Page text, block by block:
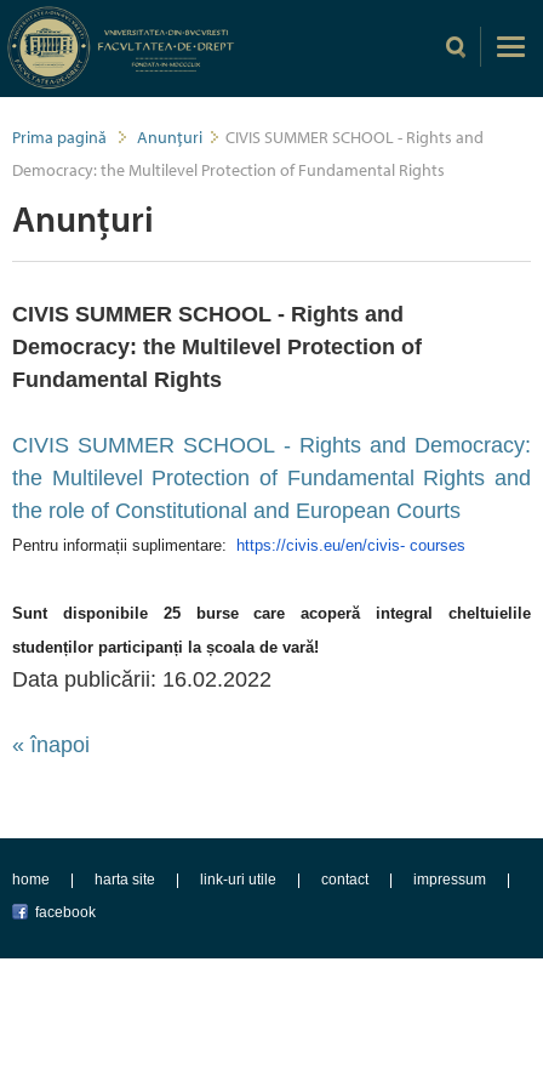
Prima pagină Anunțuri
CIVIS SUMMER SCHOOL - Rights and
Democracy: the Multilevel Protection of Fundamental Rights
Anunțuri
CIVIS SUMMER SCHOOL - Rights and
Democracy: the Multilevel Protection of
Fundamental Rights
CIVIS SUMMER SCHOOL - Rights and Democracy:
the Multilevel Protection of Fundamental Rights and
the role of Constitutional and European Courts
Pentru informații suplimentare: https://civis.eu/en/civis- courses
Sunt disponibile 25 burse care acoperă integral cheltuielile
studenților participanți la școala de vară!
Data publicării: 16.02.2022
« înapoi
home harta site link-uri utile contact
impressum
facebook